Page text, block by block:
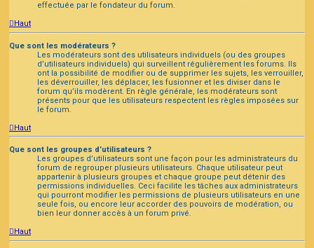
effectuée par le fondateur du forum.
Haut
Que sont les modérateurs ?
Les modérateurs sont des utilisateurs individuels (ou des groupes
d’utilisateurs individuels) qui surveillent régulièrement les forums. Ils
ont la possibilité de modifier ou de supprimer les sujets, les verrouiller,
les déverrouiller, les déplacer, les fusionner et les diviser dans le
forum qu’ils modèrent. En règle générale, les modérateurs sont
présents pour que les utilisateurs respectent les règles imposées sur
le forum.
Haut
Que sont les groupes d’utilisateurs ?
Les groupes d’utilisateurs sont une façon pour les administrateurs du
forum de regrouper plusieurs utilisateurs. Chaque utilisateur peut
appartenir à plusieurs groupes et chaque groupe peut détenir des
permissions individuelles. Ceci facilite les tâches aux administrateurs
qui pourront modifier les permissions de plusieurs utilisateurs en une
seule fois, ou encore leur accorder des pouvoirs de modération, ou
bien leur donner accès à un forum privé.
Haut